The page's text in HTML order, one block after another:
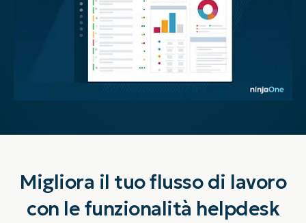
Migliora il tuo flusso di lavoro
con le funzionalità helpdesk